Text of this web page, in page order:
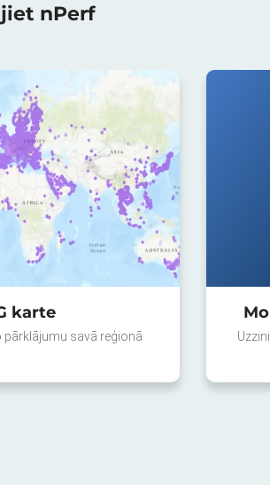
nPerf
karte
pārklājumu savā reģionā